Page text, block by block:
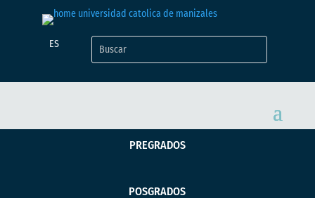
ES
PREGRADOS
POSGRADOS